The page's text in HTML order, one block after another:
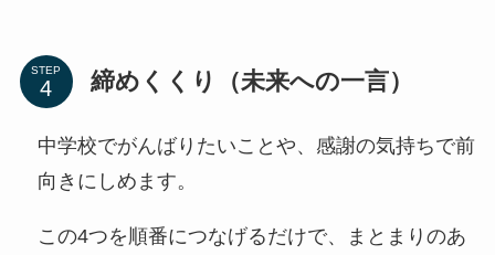
STEP 締めくくり（未来への一言）
中学校でがんばりたいことや、感謝の気持ちで前
向きにしめます。
この4つを順番につなげるだけで、まとまりのあ